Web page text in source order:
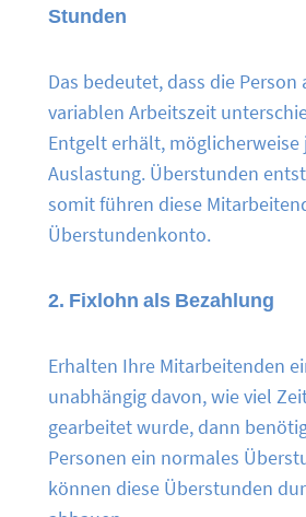
Stunden
Das bedeutet, dass die
variablen Arbeitszeit
Entgelt erhält, möglicherweise
Auslastung. Überstunden
somit führen diese
Überstundenkonto.
2. Fixlohn als Bezahlung
Erhalten Ihre Mitarbeitenden
unabhängig davon, wie viel
gearbeitet wurde, dann
Personen ein normales
können diese Überstunden